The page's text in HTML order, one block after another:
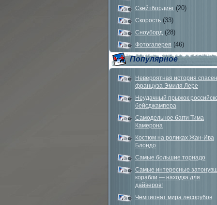
Скейтбординг (20)
Скорость (33)
Сноуборд (28)
Фотогалерея (46)
Популярное
Невероятная история
француза Эмиля Лере
Неудачный прыжок
бейсджампера
Самодельное багги Тима
Камерона
Костюм на роликах Жан-Ива
Блондо
Самые большие торнадо
Самые интересные
корабли — находка для
дайверов!
Чемпионат мира лесорубов